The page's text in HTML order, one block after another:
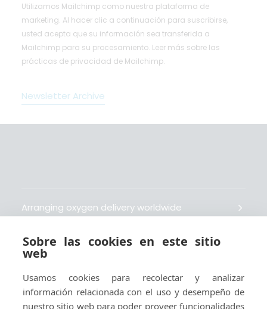
Utilizamos Mailchimp como nuestra plataforma de
marketing. Al hacer clic a continuación para suscribirse,
usted acepta que su información sea transferida a
Mailchimp para su procesamiento. Leer más sobre las
prácticas de privacidad de Mailchimp.
Newsletter Archive
Arranging oxygen delivery worldwide
Fait livrer de l’oxygène dans le monde entier
Organisiert weltweit Sauerstofflieferungen
Sobre las cookies en este sitio
web
Usamos cookies para recolectar y analizar
información relacionada con el uso y desempeño de
nuestro sitio web para poder proveer funcionalidades